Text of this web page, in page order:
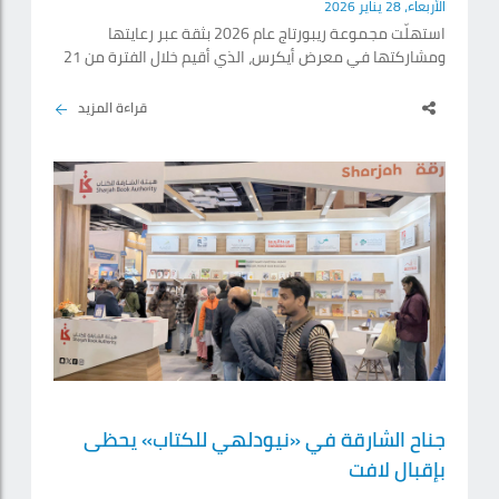
الأربعاء، 28 يناير 2026
استهلّت مجموعة ريبورتاج عام 2026 بثقة عبر رعايتها
ومشاركتها في معرض أيكرس، الذي أقيم خلال الفترة من 21
بقيمة 110 ملايين درهم خلال أيام المعرض الأربعة. وباعتباره
والمستثمرين وصنّاع القرار من مختلف أنحاء الدولة. وقد
عكست رعاية مجموعة ريبورتاج للمعرض التزامها المتواصل
بدعم المنصات.
قراءة المزيد
جناح الشارقة في «نيودلهي للكتاب» يحظى
بإقبال لافت